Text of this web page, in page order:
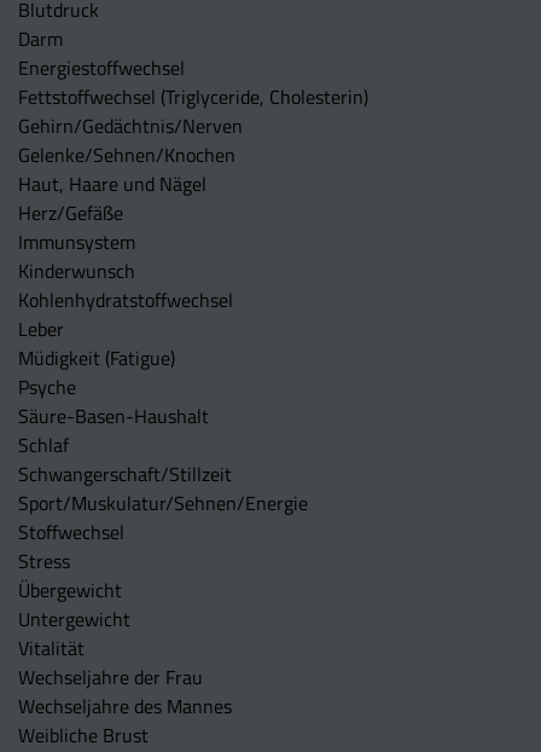
Blutdruck
Darm
Energiestoffwechsel
Fettstoffwechsel (Triglyceride, Cholesterin)
Gehirn/Gedächtnis/Nerven
Gelenke/Sehnen/Knochen
Haut, Haare und Nägel
Herz/Gefäße
Immunsystem
Kinderwunsch
Kohlenhydratstoffwechsel
Leber
Müdigkeit (Fatigue)
Psyche
Säure-Basen-Haushalt
Schlaf
Schwangerschaft/Stillzeit
Sport/Muskulatur/Sehnen/Energie
Stoffwechsel
Stress
Übergewicht
Untergewicht
Vitalität
Wechseljahre der Frau
Wechseljahre des Mannes
Weibliche Brust